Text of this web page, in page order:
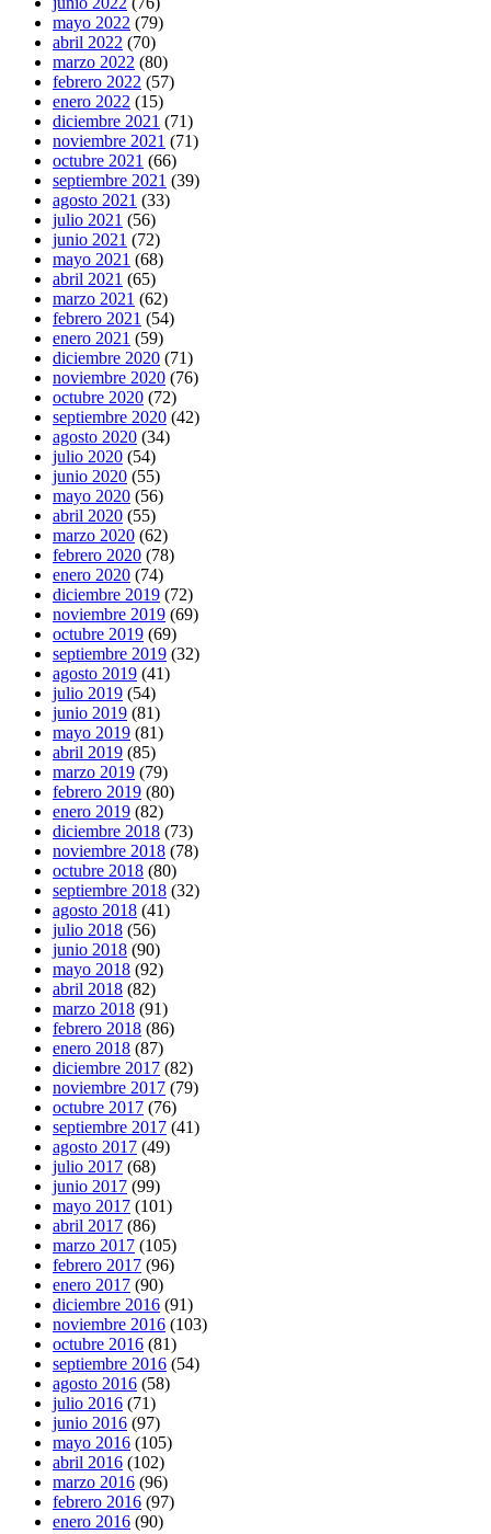
mayo 2022 (79)
abril 2022 (70)
marzo 2022 (80)
febrero 2022 (57)
enero 2022 (15)
diciembre 2021 (71)
noviembre 2021 (71)
octubre 2021 (66)
septiembre 2021 (39)
agosto 2021 (33)
julio 2021 (56)
junio 2021 (72)
mayo 2021 (68)
abril 2021 (65)
marzo 2021 (62)
febrero 2021 (54)
enero 2021 (59)
diciembre 2020 (71)
noviembre 2020 (76)
octubre 2020 (72)
septiembre 2020 (42)
agosto 2020 (34)
julio 2020 (54)
junio 2020 (55)
mayo 2020 (56)
abril 2020 (55)
marzo 2020 (62)
febrero 2020 (78)
enero 2020 (74)
diciembre 2019 (72)
noviembre 2019 (69)
octubre 2019 (69)
septiembre 2019 (32)
agosto 2019 (41)
julio 2019 (54)
junio 2019 (81)
mayo 2019 (81)
abril 2019 (85)
marzo 2019 (79)
febrero 2019 (80)
enero 2019 (82)
diciembre 2018 (73)
noviembre 2018 (78)
octubre 2018 (80)
septiembre 2018 (32)
agosto 2018 (41)
julio 2018 (56)
junio 2018 (90)
mayo 2018 (92)
abril 2018 (82)
marzo 2018 (91)
febrero 2018 (86)
enero 2018 (87)
diciembre 2017 (82)
noviembre 2017 (79)
octubre 2017 (76)
septiembre 2017 (41)
agosto 2017 (49)
julio 2017 (68)
junio 2017 (99)
mayo 2017 (101)
abril 2017 (86)
marzo 2017 (105)
febrero 2017 (96)
enero 2017 (90)
diciembre 2016 (91)
noviembre 2016 (103)
octubre 2016 (81)
septiembre 2016 (54)
agosto 2016 (58)
julio 2016 (71)
junio 2016 (97)
mayo 2016 (105)
abril 2016 (102)
marzo 2016 (96)
febrero 2016 (97)
enero 2016 (90)